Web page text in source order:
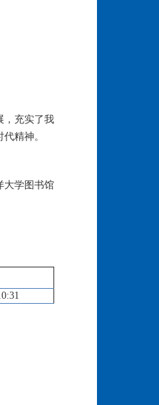
，充实了我
精神。
大学图书馆